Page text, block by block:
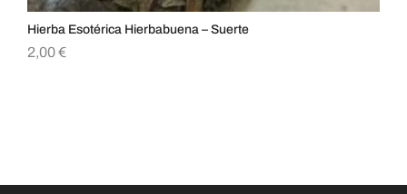
Hierba Esotérica Hierbabuena – Suerte
2,00€